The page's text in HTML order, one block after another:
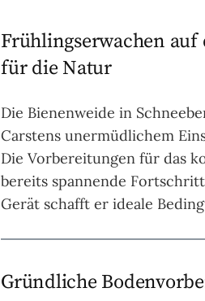
Frühlingserwachen
für die Natur
Die Bienenweide in
Carstens unermüdlichem
Die Vorbereitungen für das
bereits spannende
Gerät schafft er ideale
Gründliche